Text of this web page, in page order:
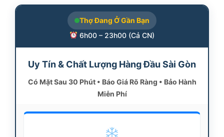
Thợ Đang Ở Gần Bạn
6h00 – 23h00 (Cả CN)
Uy Tín & Chất Lượng Hàng Đầu Sài Gòn
Có Mặt Sau 30 Phút • Báo Giá Rõ Ràng • Bảo Hành
Miễn Phí